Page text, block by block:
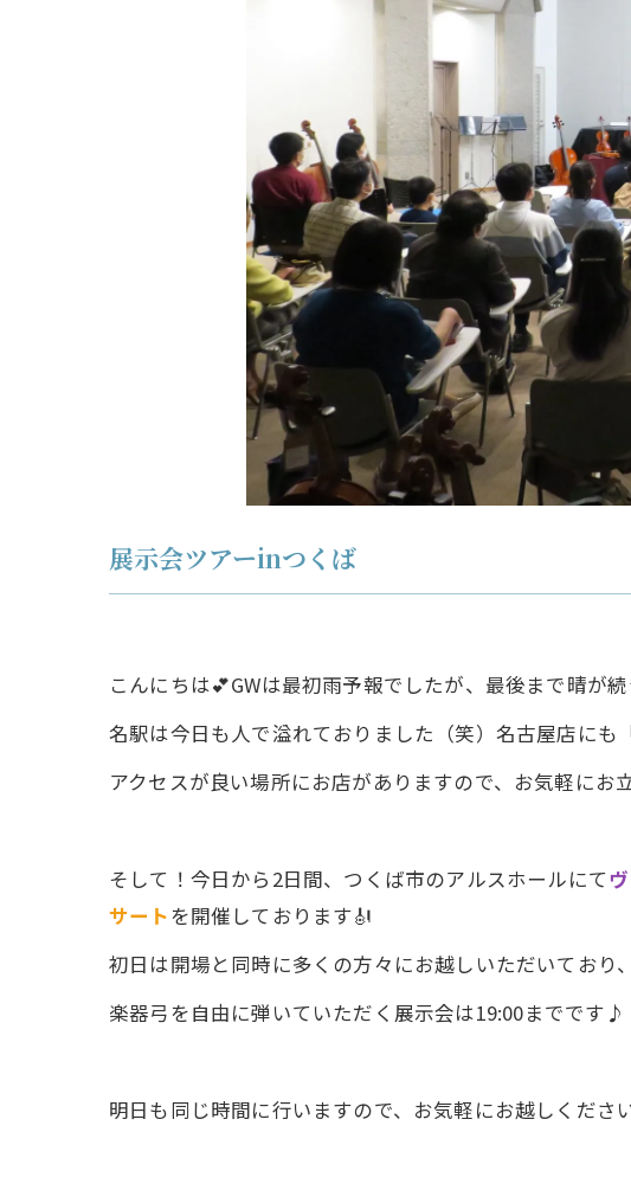
展示会ツアーinつくば
こんにちは💕GWは最初雨予報でしたが、最後まで晴が続
名駅は今日も人で溢れておりました（笑）名古屋店に
アクセスが良い場所にお店がありますので、お気軽に
そして！今日から2日間、つくば市のアルスホールにて
サートを開催しております🎻
初日は開場と同時に多くの方々にお越しいただいてお
楽器弓を自由に弾いていただく展示会は19:00までです♪
明日も同じ時間に行いますので、お気軽にお越しくださ